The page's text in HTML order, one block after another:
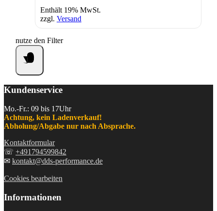
Enthält 19% MwSt.
zzgl. Versand
nutze den Filter
Kundenservice
Mo.-Fr.: 09 bis 17Uhr
Achtung, kein Ladenverkauf!
Abholung/Abgabe nur nach Absprache.
Kontaktformular
☏ +491794599842
✉ kontakt@dds-performance.de
Cookies bearbeiten
Informationen